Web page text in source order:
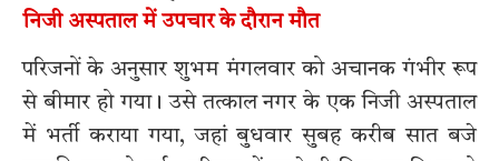
निजी अस्पताल में उपचार के दौरान मौत
परिजनों के अनुसार शुभम मंगलवार को अचानक गंभीर रूप
से बीमार हो गया। उसे तत्काल नगर के एक निजी अस्पताल
में भर्ती कराया गया, जहां बुधवार सुबह करीब सात बजे